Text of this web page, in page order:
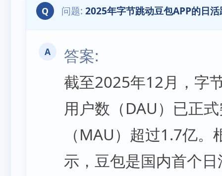
Q 2025年字节跳动豆包APP的日
A
截至2025年12月，字
用户数（DAU）已正
（MAU）超过1.7亿
示，豆包是国内首个